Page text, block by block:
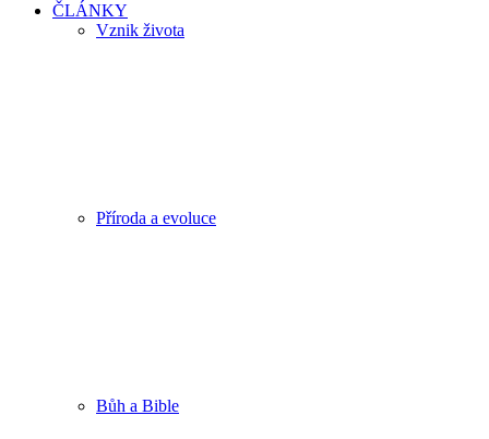
ČLÁNKY
Vznik života
Příroda a evoluce
Bůh a Bible